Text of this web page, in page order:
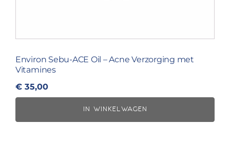
Environ Sebu-ACE Oil – Acne Verzorging met
Vitamines
€ 35,00
IN WINKELWAGEN